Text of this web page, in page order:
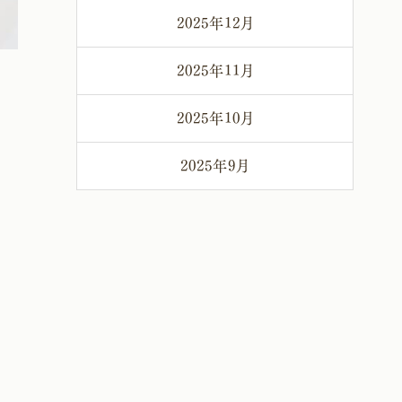
2025年12月
2025年11月
2025年10月
2025年9月